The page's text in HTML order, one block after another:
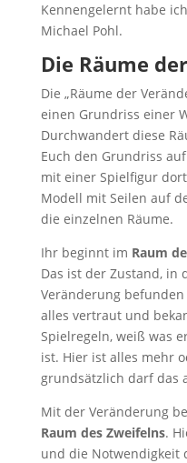
Kennengelernt habe
Michael Pohl.
Die Räume
Die „Räume der
einen Grundriss einer
Durchwandert diese
Euch den Grundriss
mit einer Spielfigur
Modell mit Seilen auf
die einzelnen Räume.
Ihr beginnt im Raum
Das ist der Zustand, in
Veränderung
alles vertraut und
Spielregeln, weiß was
ist. Hier ist alles mehr
grundsätzlich darf das
Mit der Veränderung
Raum des Zweifelns.
und die Notwendigkeit